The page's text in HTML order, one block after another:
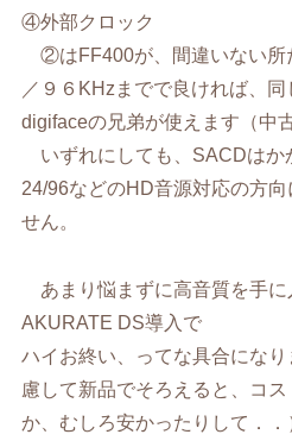
④外部クロック
②はFF400が、間違いない所
／９６KHzまでで良ければ、同
digifaceの兄弟が使えます（中
いずれにしても、SACDはか
24/96などのHD音源対応の方
せん。
あまり悩まずに高音質を手に
AKURATE DS導入で
ハイお終い、ってな具合にな
慮して新品でそろえると、コ
か、むしろ安かったりして．．